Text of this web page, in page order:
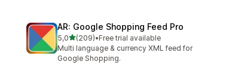
AR: Google Shopping Feed Pro
5,05 yıldız üzerinden
(209)
toplam 209 değerlendirme
•Free trial available
Multi language & currency XML feed for
Google Shopping.